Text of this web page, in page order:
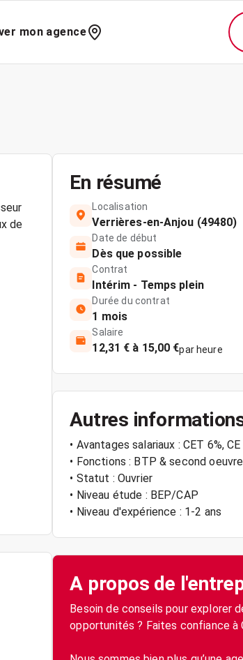
mon agence
de
En résumé
Localisation
Verrières-en-Anjou (49480)
Date de début
Dès que possible
Contrat
Intérim - Temps plein
Durée du contrat
1 mois
Salaire
12,31 € à 15,00 €par heure
Autres
• Avantages salariaux : CET 6%,
• Fonctions : BTP & second oeuvre
• Statut : Ouvrier
• Niveau étude : BEP/CAP
• Niveau d'expérience : 1-2 ans
A propos de
Besoin de conseils pour explorer
opportunités ? Faites confiance à